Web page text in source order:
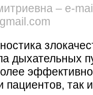
– e-
дыхательных
так